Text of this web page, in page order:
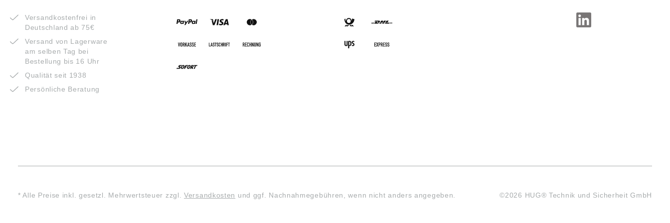
Versandkostenfrei in
Deutschland ab 75€
Versand von Lagerware
am selben Tag bei
Bestellung bis 16 Uhr
Qualität seit 1938
Persönliche Beratung
* Alle Preise inkl. gesetzl. Mehrwertsteuer zzgl.Versandkosten und ggf. Nachnahmegebühren, wenn nicht anders angegeben. ©2026 HUG® Technik und Sicherheit GmbH